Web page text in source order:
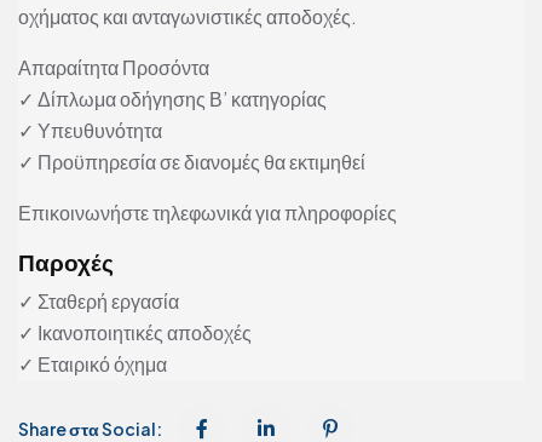
οχήματος και ανταγωνιστικές αποδοχές.
Απαραίτητα Προσόντα
✓ Δίπλωμα οδήγησης Β’ κατηγορίας
✓ Υπευθυνότητα
✓ Προϋπηρεσία σε διανομές θα εκτιμηθεί
Επικοινωνήστε τηλεφωνικά για πληροφορίες
Παροχές
✓ Σταθερή εργασία
✓ Ικανοποιητικές αποδοχές
✓ Εταιρικό όχημα
Share στα Social: